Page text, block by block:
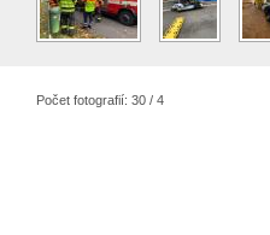
Počet fotografií: 30 / 4